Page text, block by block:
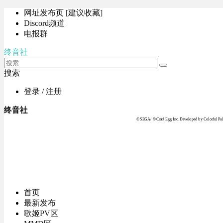
网址发布页 [建议收藏]
Discord频道
电报群
终音社
搜索
登录 / 注册
终音社
© SEGA / © Craft Egg Inc. Developed by Colorful
首页
最新发布
歌姬PV区